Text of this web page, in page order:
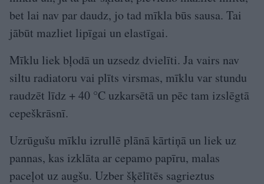
bet lai nav par daudz, jo tad mīkla būs sausa. Tai
jābūt mazliet lipīgai un elastīgai.
Mīklu liek bļodā un uzsedz dvielīti. Ja vairs nav
siltu radiatoru vai plīts virsmas, mīklu var stundu
raudzēt līdz + 40 °C uzkarsētā un pēc tam izslēgtā
cepeškrāsnī.
Uzrūgušu mīklu izrullē plānā kārtiņā un liek uz
pannas, kas izklāta ar cepamo papīru, malas
paceļot uz augšu. Uzber šķēlītēs sagrieztus